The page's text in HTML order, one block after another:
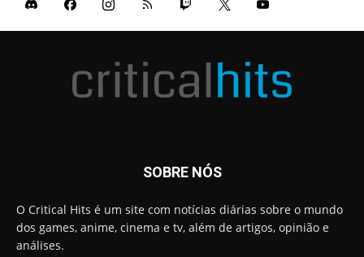
SOBRE NÓS
O Critical Hits é um site com notícias diárias sobre o mundo
dos games, anime, cinema e tv, além de artigos, opinião e
análises.